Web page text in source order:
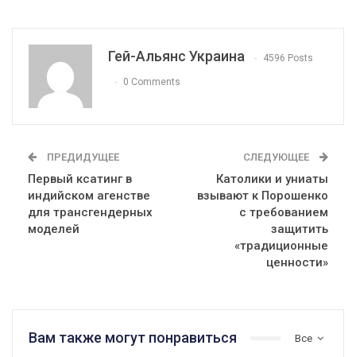
Гей-Альянс Украина 4596 Posts
0 Comments
ПРЕДИДУЩЕЕ
Первый ксатинг в
индийском агенстве
для трансгендерных
моделей
СЛЕДУЮЩЕЕ
Католики и униаты
взывают к Порошенко
с требованием
защитить
«традиционные
ценности»
Все
Вам также могут понравиться